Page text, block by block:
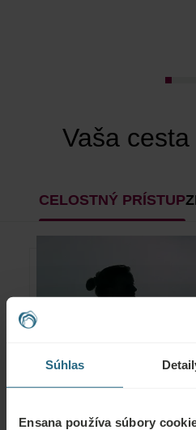
Súhlas
Ensana používa súbory
Vaša
CELOSTNÝ PRÍSTUP